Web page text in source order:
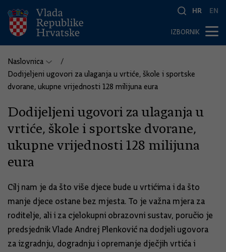
HR EN
IZBORNIK
Naslovnica
Dodijeljeni ugovori za ulaganja u vrtiće, škole i sportske
dvorane, ukupne vrijednosti 128 milijuna eura
Dodijeljeni ugovori za ulaganja u
vrtiće, škole i sportske dvorane,
ukupne vrijednosti 128 milijuna
eura
Cilj nam je da što više djece bude u vrtićima i da što
manje djece ostane bez mjesta. To je važna mjera za
roditelje, ali i za cjelokupni obrazovni sustav, poručio je
predsjednik Vlade Andrej Plenković na dodjeli ugovora
za izgradnju, dogradnju i opremanje dječjih vrtića i